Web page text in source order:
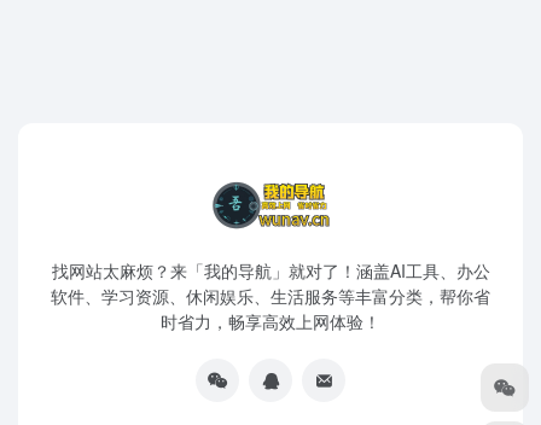
找网站太麻烦？来「我的导航」就对了！涵盖AI工具、办公
软件、学习资源、休闲娱乐、生活服务等丰富分类，帮你省
时省力，畅享高效上网体验！